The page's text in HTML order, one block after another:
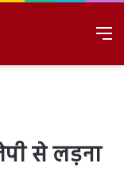
से लड़ना